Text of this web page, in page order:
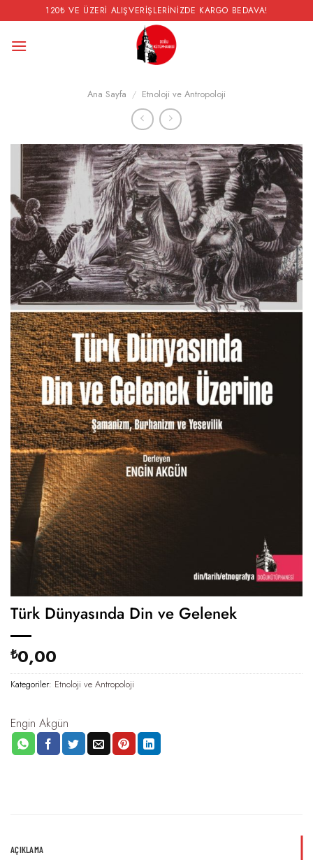
atla
120₺ VE ÜZERI ALIŞVERIŞLERINIZDE KARGO BEDAVA!
Ana Sayfa / Etnoloji ve Antropoloji
Türk Dünyasında Din ve Gelenek
₺0,00
Kategoriler: Etnoloji ve Antropoloji
Engin Akgün
AÇIKLAMA